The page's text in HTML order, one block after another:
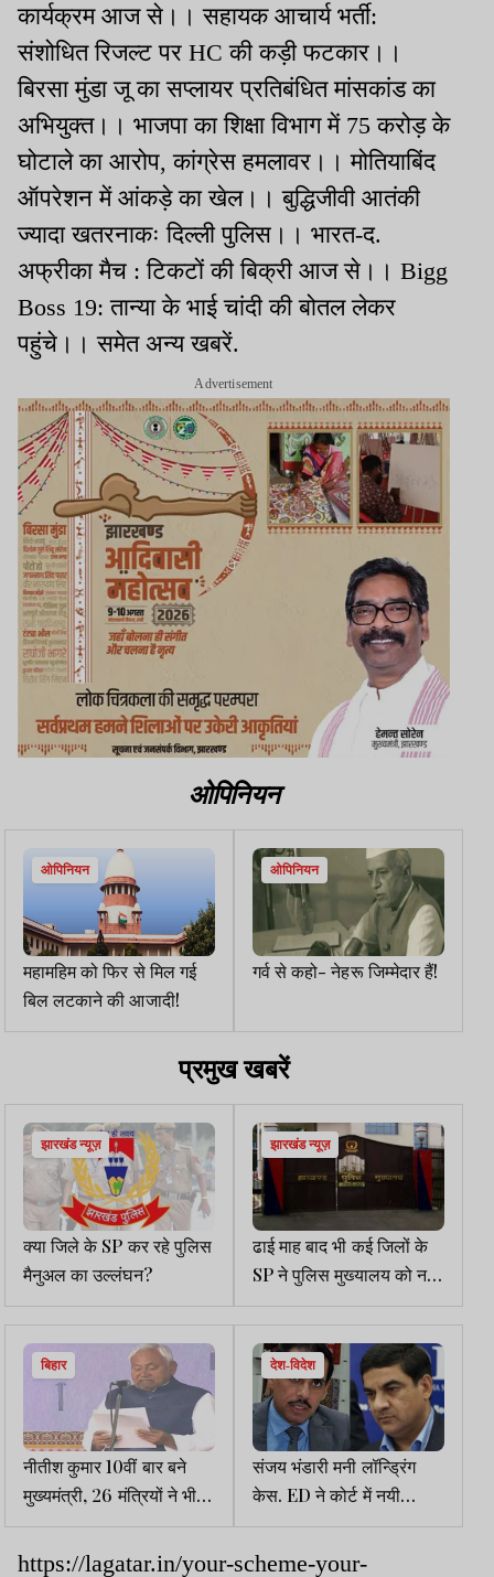
कार्यक्रम आज से।। सहायक आचार्य भर्ती:
संशोधित रिजल्ट पर HC की कड़ी फटकार।।
बिरसा मुंडा जू का सप्लायर प्रतिबंधित मांसकांड का
अभियुक्त।। भाजपा का शिक्षा विभाग में 75 करोड़ के
घोटाले का आरोप, कांग्रेस हमलावर।। मोतियाबिंद
ऑपरेशन में आंकड़े का खेल।। बुद्धिजीवी आतंकी
ज्यादा खतरनाकः दिल्ली पुलिस।। भारत-द.
अफ्रीका मैच : टिकटों की बिक्री आज से।। Bigg
Boss 19: तान्या के भाई चांदी की बोतल लेकर
पहुंचे।। समेत अन्य खबरें.
Advertisement
ओपिनियन
ओपिनियन
महामहिम को फिर से मिल गई
बिल लटकाने की आजादी!
ओपिनियन
गर्व से कहो- नेहरू जिम्मेदार हैं!
प्रमुख खबरें
झारखंड न्यूज़
क्या जिले के SP कर रहे पुलिस
मैनुअल का उल्लंघन?
झारखंड न्यूज़
ढाई माह बाद भी कई जिलों के
SP ने पुलिस मुख्यालय को नहीं
भेजी DGP-IGP कॉन्फ्रेंस की
लंबित रिपोर्ट
बिहार
नीतीश कुमार 10वीं बार बने
मुख्यमंत्री, 26 मंत्रियों ने भी
ली शपथ, पीएम मोदी रहे मौजूद
देश-विदेश
संजय भंडारी मनी लॉन्ड्रिंग
केस. ED ने कोर्ट में नयी
चार्जशीट दाखिल की, रॉबर्ट
वाड्रा को आरोपी बनाया
https://lagatar.in/your-scheme-your-